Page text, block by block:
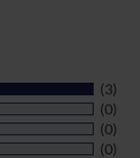
(3)
(0)
(0)
(0)